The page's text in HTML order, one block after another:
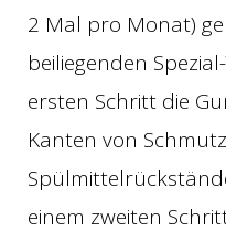
2 Mal pro Monat)
beiliegenden
ersten Schritt die
Kanten von
einem zweiten